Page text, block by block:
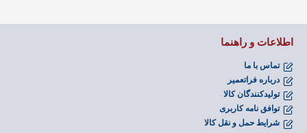
اطلاعات و راهنما
تماس با ما
درباره فراتعمیر
تولیدکنندگان کالا
توافق نامه کاربری
شرایط حمل و نقل کالا